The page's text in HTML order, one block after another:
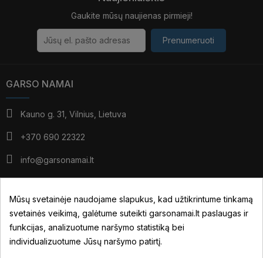
Gaukite mūsų naujienas pirmieji!
Prenumeruoti
GARSO NAMAI
Kauno g. 31, Vilnius, Lietuva
+370 690 22322
info@garsonamai.lt
V: 10:00 - 18:00
*pietūs: 14:00 - 15:00
VI: pagal susitarimą
Mūsų svetainėje naudojame slapukus, kad užtikrintume tinkamą
svetainės veikimą, galėtume suteikti garsonamai.lt paslaugas ir
funkcijas, analizuotume naršymo statistiką bei
individualizuotume Jūsų naršymo patirtį.